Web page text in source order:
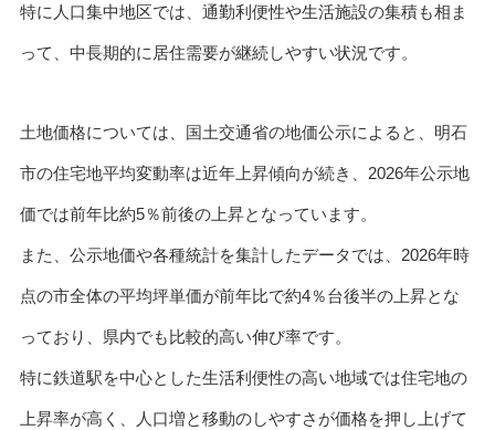
特に人口集中地区では、通勤利便性や生活施設の集積も相ま
って、中長期的に居住需要が継続しやすい状況です。
土地価格については、国土交通省の地価公示によると、明石
市の住宅地平均変動率は近年上昇傾向が続き、2026年公示地
価では前年比約5％前後の上昇となっています。
また、公示地価や各種統計を集計したデータでは、2026年時
点の市全体の平均坪単価が前年比で約4％台後半の上昇とな
っており、県内でも比較的高い伸び率です。
特に鉄道駅を中心とした生活利便性の高い地域では住宅地の
上昇率が高く、人口増と移動のしやすさが価格を押し上げて